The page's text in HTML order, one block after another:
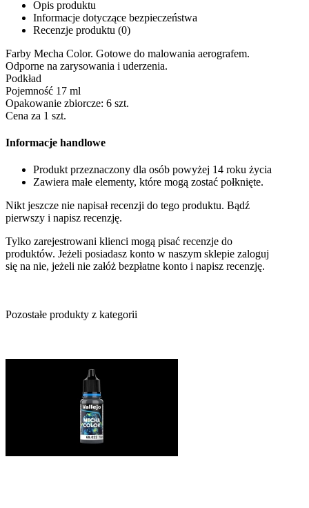
Opis produktu
Informacje dotyczące bezpieczeństwa
Recenzje produktu (0)
Farby Mecha Color. Gotowe do malowania aerografem.
Odporne na zarysowania i uderzenia.
Podkład
Pojemność 17 ml
Opakowanie zbiorcze: 6 szt.
Cena za 1 szt.
Informacje handlowe
Produkt przeznaczony dla osób powyżej 14 roku życia
Zawiera małe elementy, które mogą zostać połknięte.
Nikt jeszcze nie napisał recenzji do tego produktu. Bądź
pierwszy i napisz recenzję.
Tylko zarejestrowani klienci mogą pisać recenzje do
produktów. Jeżeli posiadasz konto w naszym sklepie zaloguj
się na nie, jeżeli nie załóż bezpłatne konto i napisz recenzję.
Pozostałe produkty z kategorii